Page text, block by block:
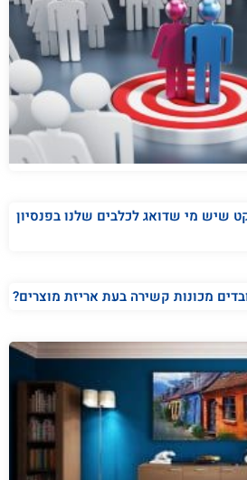
שיש מי שדואג לכלבים שלנו בפנסיון
מכונות קשירה בעת אריזת מוצרים?